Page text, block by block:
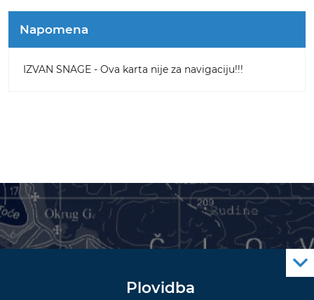
Napomena
IZVAN SNAGE - Ova karta nije za navigaciju!!!
Plovidba